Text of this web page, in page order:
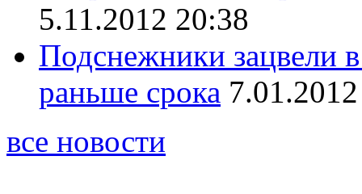
5.11.2012 20:38
Подснежники зацвели
раньше срока
все новости